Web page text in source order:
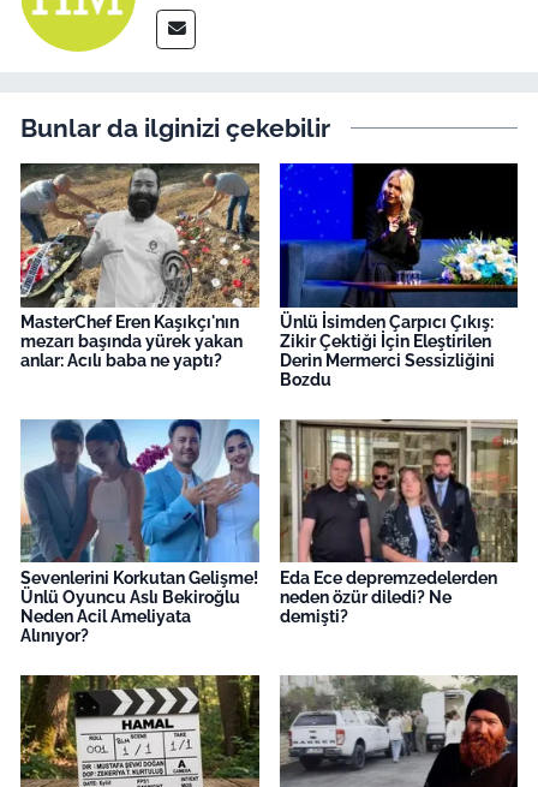
Bunlar da ilginizi çekebilir
MasterChef Eren Kaşıkçı'nın
mezarı başında yürek yakan
anlar: Acılı baba ne yaptı?
Ünlü İsimden Çarpıcı Çıkış:
Zikir Çektiği İçin Eleştirilen
Derin Mermerci Sessizliğini
Bozdu
Sevenlerini Korkutan Gelişme!
Ünlü Oyuncu Aslı Bekiroğlu
Neden Acil Ameliyata
Alınıyor?
Eda Ece depremzedelerden
neden özür diledi? Ne
demişti?